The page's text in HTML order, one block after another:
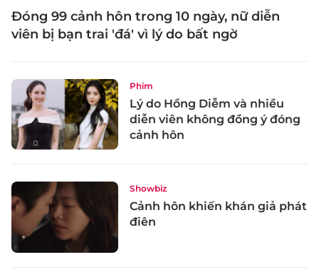
Đóng 99 cảnh hôn trong 10 ngày, nữ diễn
viên bị bạn trai 'đá' vì lý do bất ngờ
Phim
Lý do Hồng Diễm và nhiều
diễn viên không đồng ý đóng
cảnh hôn
Showbiz
Cảnh hôn khiến khán giả phát
điên